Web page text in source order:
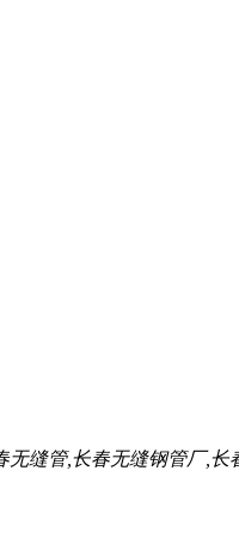
无缝管,长春无缝钢管厂,